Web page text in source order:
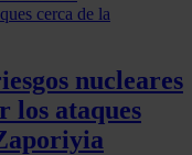
nucleares
los ataques